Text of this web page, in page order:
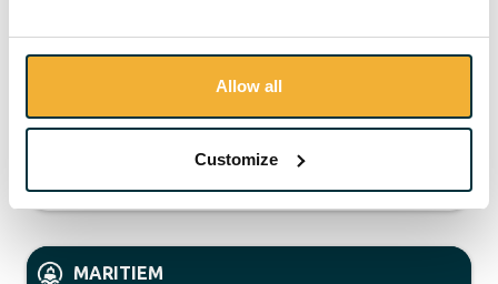
Allow all
Customize
excl. registratiekosten, excl. 21 % BTW
MARITIEM